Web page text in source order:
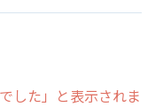
した」と表示されま